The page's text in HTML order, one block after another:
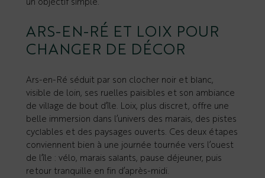
un objectif simple.
ARS-EN-RÉ ET LOIX POUR
CHANGER DE DÉCOR
Ars-en-Ré séduit par son clocher noir et blanc,
visible de loin, ses ruelles paisibles et son ambiance
de village de bout d’île. Loix, plus discret, offre une
belle immersion dans l’univers des marais, des pistes
cyclables et des paysages ouverts. Ces deux étapes
conviennent bien à une journée tournée vers l’ouest
de l’île : vélo, marais salants, pause déjeuner, puis
retour tranquille en fin d’après-midi.